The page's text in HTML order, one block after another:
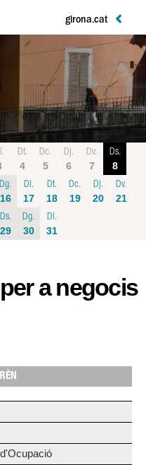
girona.cat
Dt.
4
Dc.
5
Dj.
6
Dv.
7
Ds.
8
Dg.
16
Dl.
17
Dt.
18
Dc.
19
Dj.
20
Dv.
21
Ds.
29
Dg.
30
Dl.
31
a negocis